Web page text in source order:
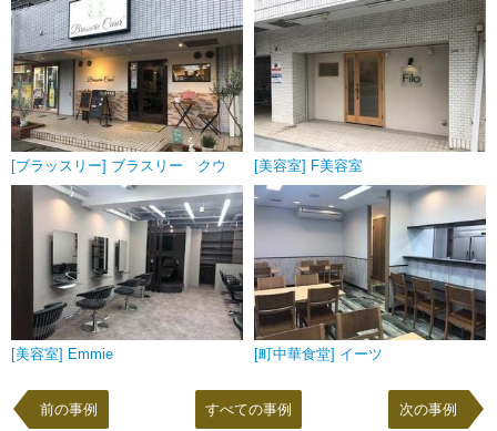
[ブラッスリー] ブラスリー クウ [美容室] F美容室
[美容室] Emmie [町中華食堂] イーツ
前の事例 次の事例
すべての事例